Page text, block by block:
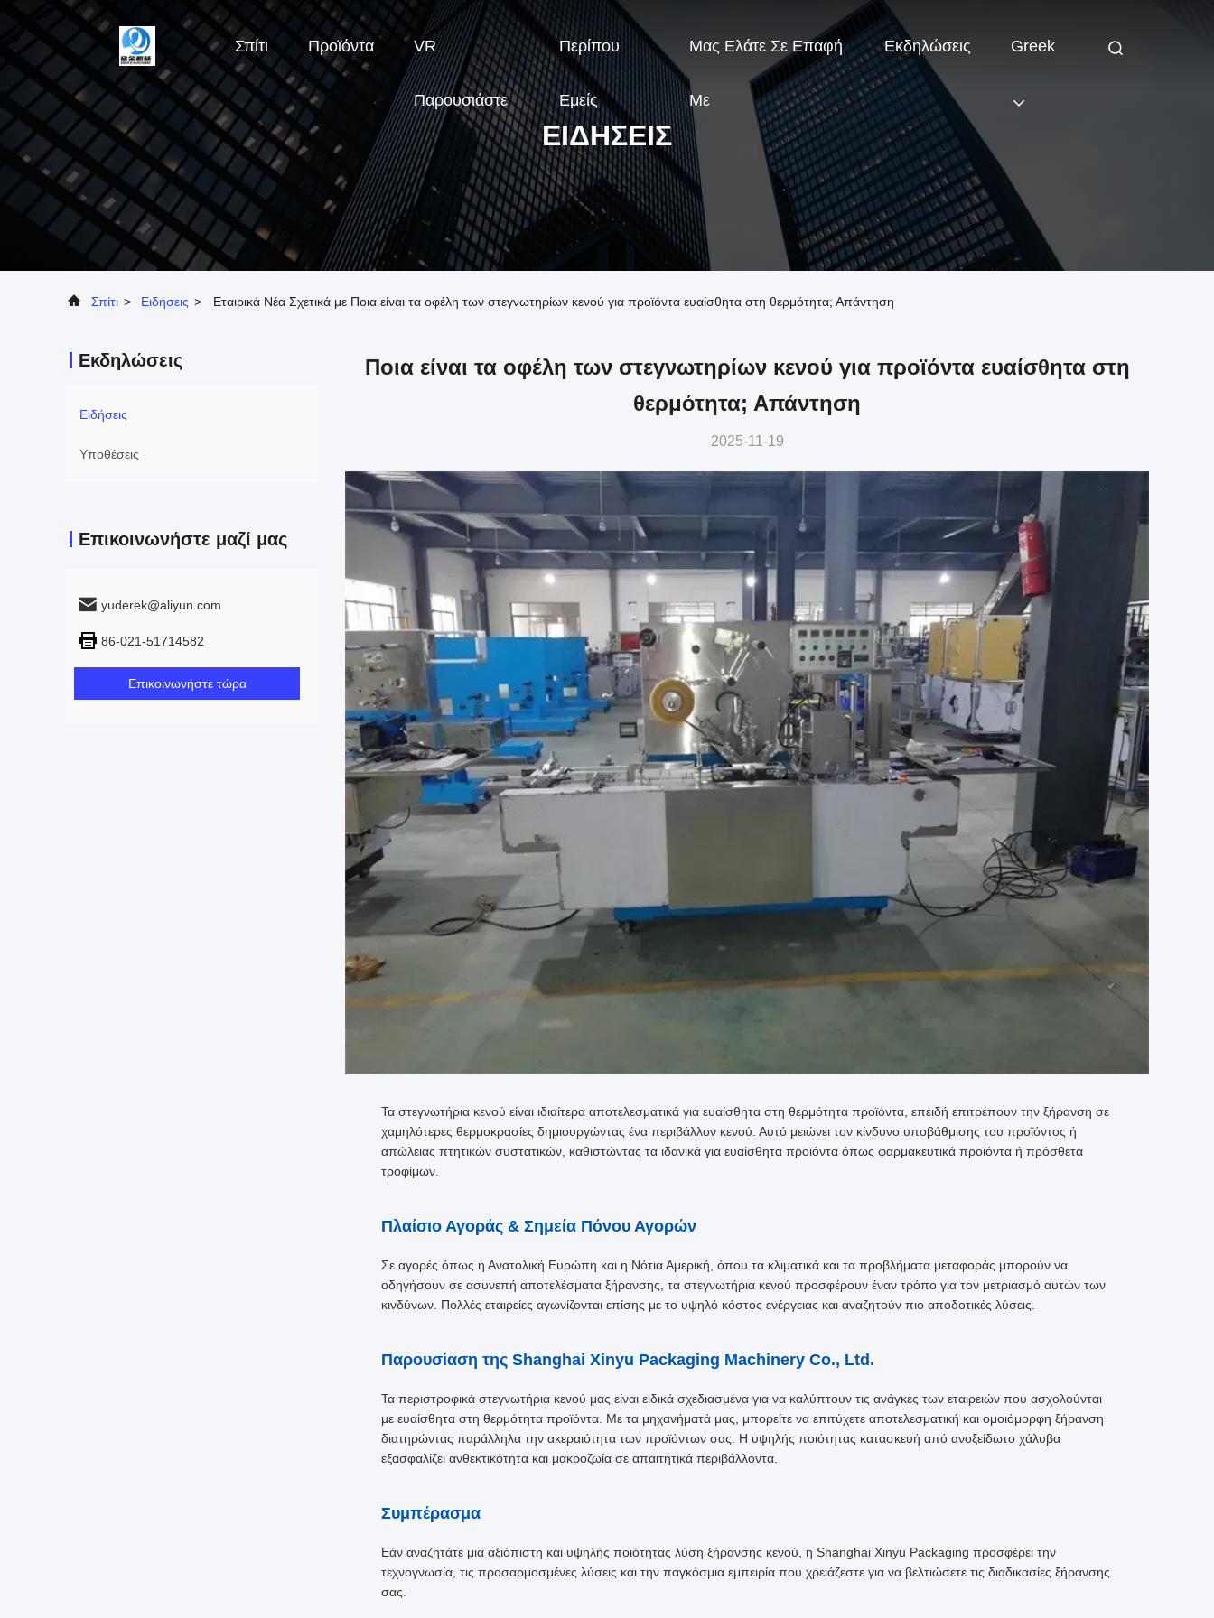
Σπίτι Προϊόντα VR
Παρουσιάστε
Περίπου
Εμείς
Μας Ελάτε Σε Επαφή
Με
Εκδηλώσεις Greek
ΕΙΔΉΣΕΙΣ
Σπίτι > Ειδήσεις > Εταιρικά Νέα Σχετικά με Ποια είναι τα οφέλη των στεγνωτηρίων κενού για προϊόντα ευαίσθητα στη θερμότητα; Απάντηση
Εκδηλώσεις
Ειδήσεις
Υποθέσεις
Επικοινωνήστε μαζί μας
yuderek@aliyun.com
86-021-51714582
Επικοινωνήστε τώρα
Ποια είναι τα οφέλη των στεγνωτηρίων κενού για προϊόντα ευαίσθητα στη
θερμότητα; Απάντηση
2025-11-19
Τα στεγνωτήρια κενού είναι ιδιαίτερα αποτελεσματικά για ευαίσθητα στη θερμότητα προϊόντα, επειδή επιτρέπουν την ξήρανση σε
χαμηλότερες θερμοκρασίες δημιουργώντας ένα περιβάλλον κενού. Αυτό μειώνει τον κίνδυνο υποβάθμισης του προϊόντος ή
απώλειας πτητικών συστατικών, καθιστώντας τα ιδανικά για ευαίσθητα προϊόντα όπως φαρμακευτικά προϊόντα ή πρόσθετα
τροφίμων.
Πλαίσιο Αγοράς & Σημεία Πόνου Αγορών
Σε αγορές όπως η Ανατολική Ευρώπη και η Νότια Αμερική, όπου τα κλιματικά και τα προβλήματα μεταφοράς μπορούν να
οδηγήσουν σε ασυνεπή αποτελέσματα ξήρανσης, τα στεγνωτήρια κενού προσφέρουν έναν τρόπο για τον μετριασμό αυτών των
κινδύνων. Πολλές εταιρείες αγωνίζονται επίσης με το υψηλό κόστος ενέργειας και αναζητούν πιο αποδοτικές λύσεις.
Παρουσίαση της Shanghai Xinyu Packaging Machinery Co., Ltd.
Τα περιστροφικά στεγνωτήρια κενού μας είναι ειδικά σχεδιασμένα για να καλύπτουν τις ανάγκες των εταιρειών που ασχολούνται
με ευαίσθητα στη θερμότητα προϊόντα. Με τα μηχανήματά μας, μπορείτε να επιτύχετε αποτελεσματική και ομοιόμορφη ξήρανση
διατηρώντας παράλληλα την ακεραιότητα των προϊόντων σας. Η υψηλής ποιότητας κατασκευή από ανοξείδωτο χάλυβα
εξασφαλίζει ανθεκτικότητα και μακροζωία σε απαιτητικά περιβάλλοντα.
Συμπέρασμα
Εάν αναζητάτε μια αξιόπιστη και υψηλής ποιότητας λύση ξήρανσης κενού, η Shanghai Xinyu Packaging προσφέρει την
τεχνογνωσία, τις προσαρμοσμένες λύσεις και την παγκόσμια εμπειρία που χρειάζεστε για να βελτιώσετε τις διαδικασίες ξήρανσης
σας.